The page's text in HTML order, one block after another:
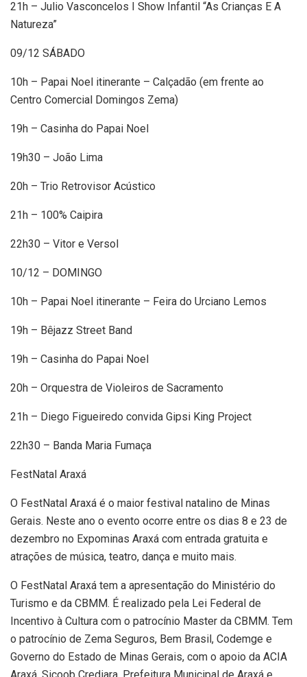
21h – Julio Vasconcelos I Show Infantil “As Crianças E A
Natureza”
09/12 SÁBADO
10h – Papai Noel itinerante – Calçadão (em frente ao
Centro Comercial Domingos Zema)
19h – Casinha do Papai Noel
19h30 – João Lima
20h – Trio Retrovisor Acústico
21h – 100% Caipira
22h30 – Vitor e Versol
10/12 – DOMINGO
10h – Papai Noel itinerante – Feira do Urciano Lemos
19h – Bêjazz Street Band
19h – Casinha do Papai Noel
20h – Orquestra de Violeiros de Sacramento
21h – Diego Figueiredo convida Gipsi King Project
22h30 – Banda Maria Fumaça
FestNatal Araxá
O FestNatal Araxá é o maior festival natalino de Minas
Gerais. Neste ano o evento ocorre entre os dias 8 e 23 de
dezembro no Expominas Araxá com entrada gratuita e
atrações de música, teatro, dança e muito mais.
O FestNatal Araxá tem a apresentação do Ministério do
Turismo e da CBMM. É realizado pela Lei Federal de
Incentivo à Cultura com o patrocínio Master da CBMM. Tem
o patrocínio de Zema Seguros, Bem Brasil, Codemge e
Governo do Estado de Minas Gerais, com o apoio da ACIA